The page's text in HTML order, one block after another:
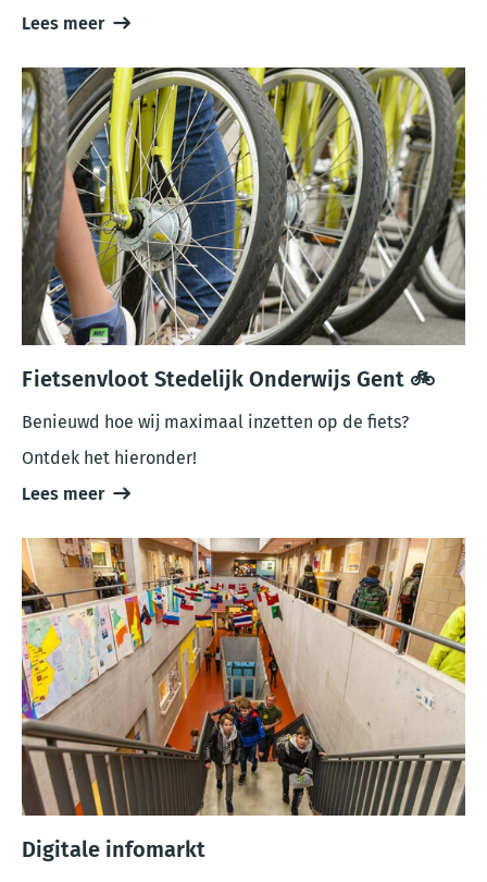
Lees meer
Fietsenvloot Stedelijk Onderwijs Gent 🚲
Benieuwd hoe wij maximaal inzetten op de fiets?
Ontdek het hieronder!
Lees meer
Digitale infomarkt